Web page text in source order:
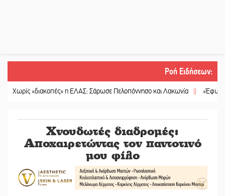
Ροή Ειδήσεων:
«διακοπές» η ΕΛΑΣ: Σάρωσε Πελοπόννησο και Λακωνία || «Έφυγε» ένας
Χνουδωτές διαδρομές:
Αποχαιρετώντας τον παντοτινό
μου φίλο